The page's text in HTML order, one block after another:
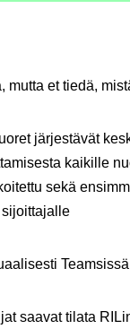
mutta et tiedä,
järjestävät
kaikille
sekä
saavat tilata